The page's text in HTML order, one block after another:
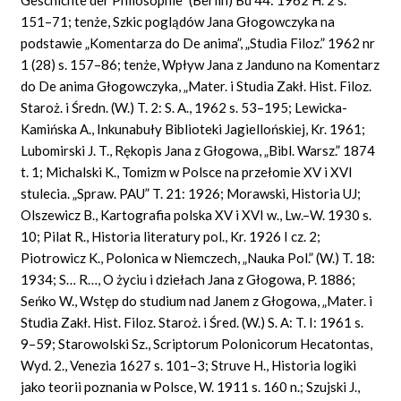
151–71; tenże, Szkic poglądów Jana Głogowczyka na
podstawie „Komentarza do De anima”, „Studia Filoz.” 1962 nr
1 (28) s. 157–86; tenże, Wpływ Jana z Janduno na Komentarz
do De anima Głogowczyka, „Mater. i Studia Zakł. Hist. Filoz.
Staroż. i Średn. (W.) T. 2: S. A., 1962 s. 53–195; Lewicka-
Kamińska A., Inkunabuły Biblioteki Jagiellońskiej, Kr. 1961;
Lubomirski J. T., Rękopis Jana z Głogowa, „Bibl. Warsz.” 1874
t. 1; Michalski K., Tomizm w Polsce na przełomie XV i XVI
stulecia. „Spraw. PAU” T. 21: 1926; Morawski, Historia UJ;
Olszewicz B., Kartografia polska XV i XVI w., Lw.–W. 1930 s.
10; Pilat R., Historia literatury pol., Kr. 1926 I cz. 2;
Piotrowicz K., Polonica w Niemczech, „Nauka Pol.” (W.) T. 18:
1934; S… R…, O życiu i dziełach Jana z Głogowa, P. 1886;
Seńko W., Wstęp do studium nad Janem z Głogowa, „Mater. i
Studia Zakł. Hist. Filoz. Staroż. i Śred. (W.) S. A: T. I: 1961 s.
9–59; Starowolski Sz., Scriptorum Polonicorum Hecatontas,
Wyd. 2., Venezia 1627 s. 101–3; Struve H., Historia logiki
jako teorii poznania w Polsce, W. 1911 s. 160 n.; Szujski J.,